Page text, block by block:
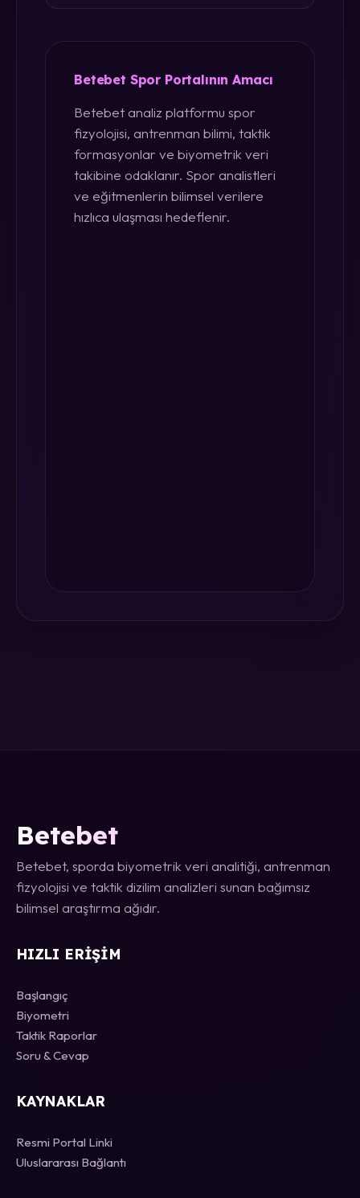
Betebet Spor Portalının Amacı
Betebet analiz platformu spor
fizyolojisi, antrenman bilimi, taktik
formasyonlar ve biyometrik veri
takibine odaklanır. Spor analistleri
ve eğitmenlerin bilimsel verilere
hızlıca ulaşması hedeflenir.
Betebet
Betebet, sporda biyometrik veri analitiği, antrenman
fizyolojisi ve taktik dizilim analizleri sunan bağımsız
bilimsel araştırma ağıdır.
HIZLI ERIŞIM
Başlangıç
Biyometri
Taktik Raporlar
Soru & Cevap
KAYNAKLAR
Resmi Portal Linki
Uluslararası Bağlantı